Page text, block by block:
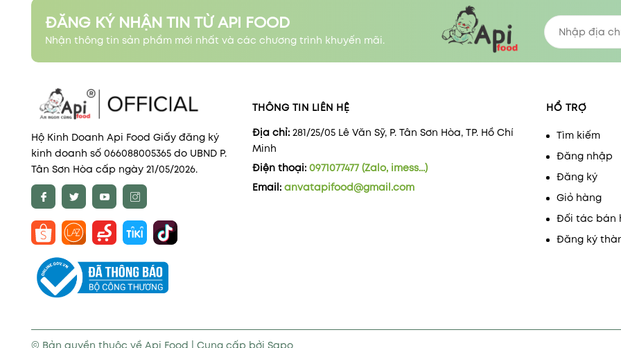
ĐĂNG KÝ NHẬN TIN TỪ API FOOD
Nhận thông tin sản phẩm mới nhất và các chương trình khuyến mãi.
Hộ Kinh Doanh Api Food Giấy đăng ký
kinh doanh số 066088005365 do UBND P.
Tân Sơn Hòa cấp ngày 21/05/2026.
THÔNG TIN LIÊN HỆ
Địa chỉ: 281/25/05 Lê Văn Sỹ, P. Tân Sơn Hòa, TP. Hồ Chí
Minh
Điện thoại: 0971077477 (Zalo, imess...)
Email: anvatapifood@gmail.com
HỔ TRỢ
Tìm kiếm
Đăng nhập
Đăng ký
Giỏ hàng
Đối tác bán
Đăng ký